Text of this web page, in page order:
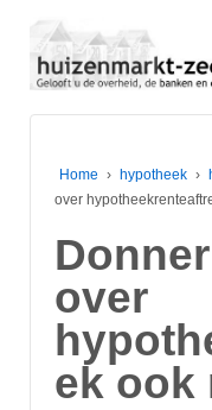
Home › hypotheek ›
over
over
ek ook